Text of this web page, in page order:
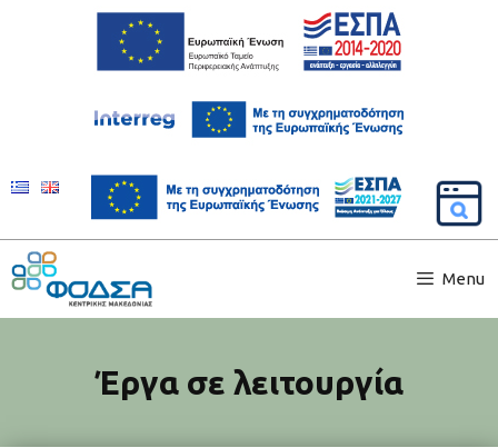
Menu
Έργα σε λειτουργία